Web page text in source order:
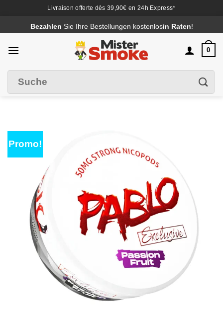
Livraison offerte dès 39,90€ en 24h Express*
au
contenu
Bezahlen Sie Ihre Bestellungen kostenlosin Raten!
0
nach
Promo!